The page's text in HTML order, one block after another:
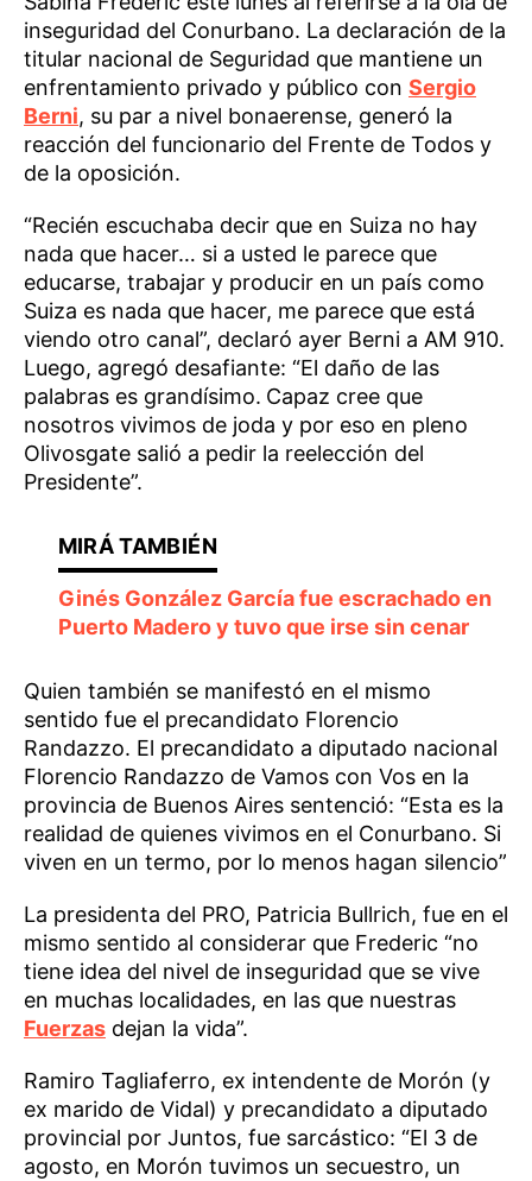
inseguridad del Conurbano. La declaración de la
titular nacional de Seguridad que mantiene un
enfrentamiento privado y público con Sergio
Berni, su par a nivel bonaerense, generó la
reacción del funcionario del Frente de Todos y
de la oposición.
“Recién escuchaba decir que en Suiza no hay
nada que hacer… si a usted le parece que
educarse, trabajar y producir en un país como
Suiza es nada que hacer, me parece que está
viendo otro canal”, declaró ayer Berni a AM 910.
Luego, agregó desafiante: “El daño de las
palabras es grandísimo. Capaz cree que
nosotros vivimos de joda y por eso en pleno
Olivosgate salió a pedir la reelección del
Presidente”.
Ginés González García fue escrachado en
Puerto Madero y tuvo que irse sin cenar
Quien también se manifestó en el mismo
sentido fue el precandidato Florencio
Randazzo. El precandidato a diputado nacional
Florencio Randazzo de Vamos con Vos en la
provincia de Buenos Aires sentenció: “Esta es la
realidad de quienes vivimos en el Conurbano. Si
viven en un termo, por lo menos hagan silencio”
La presidenta del PRO, Patricia Bullrich, fue en el
mismo sentido al considerar que Frederic “no
tiene idea del nivel de inseguridad que se vive
en muchas localidades, en las que nuestras
Fuerzas dejan la vida”.
Ramiro Tagliaferro, ex intendente de Morón (y
ex marido de Vidal) y precandidato a diputado
provincial por Juntos, fue sarcástico: “El 3 de
agosto, en Morón tuvimos un secuestro, un